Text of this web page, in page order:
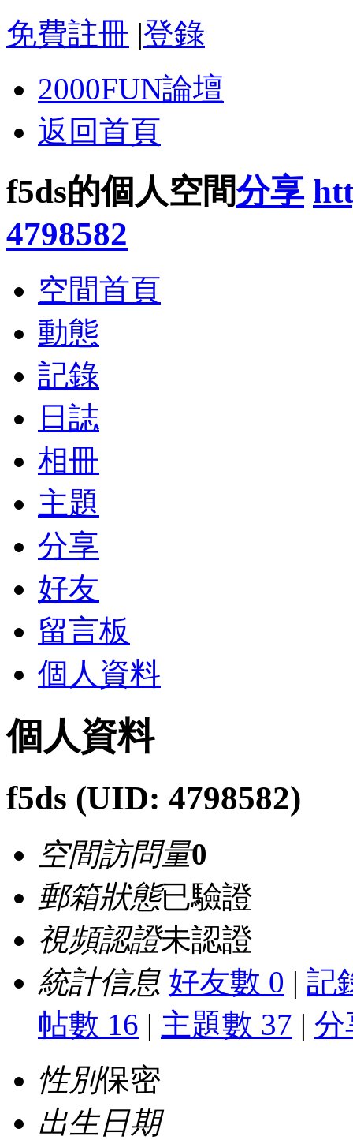
免費註冊 |登錄
2000FUN論壇
返回首頁
f5ds的個人空間分享
4798582
空間首頁
動態
記錄
日誌
相冊
主題
分享
好友
留言板
個人資料
個人資料
f5ds (UID: 4798582)
空間訪問量0
郵箱狀態已驗證
視頻認證未認證
統計信息 好友數 0 | 記
帖數 16 | 主題數 37 | 分
性別保密
出生日期